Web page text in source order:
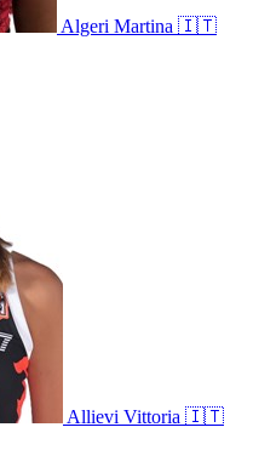
Algeri Martina 🇮🇹
Allievi Vittoria 🇮🇹